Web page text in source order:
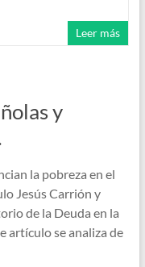
Leer más
y
la pobreza en el
Jesús Carrión y
de la Deuda en la
artículo se analiza de